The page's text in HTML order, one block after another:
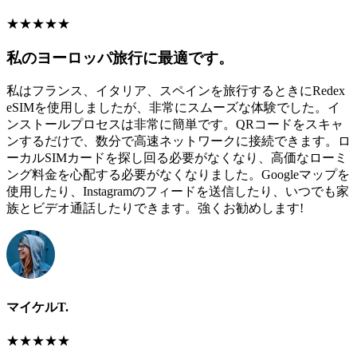
★★★★★
私のヨーロッパ旅行に最適です。
私はフランス、イタリア、スペインを旅行するときにRedex
eSIMを使用しましたが、非常にスムーズな体験でした。イ
ンストールプロセスは非常に簡単です。QRコードをスキャ
ンするだけで、数分で高速ネットワークに接続できます。ロ
ーカルSIMカードを探し回る必要がなくなり、高価なローミ
ング料金を心配する必要がなくなりました。Googleマップを
使用したり、Instagramのフィードを送信したり、いつでも家
族とビデオ通話したりできます。強くお勧めします!
マイケルT.
★★★★★